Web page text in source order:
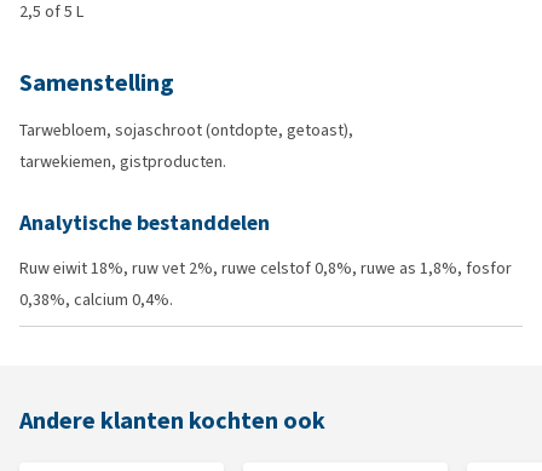
2,5 of 5 L
Samenstelling
Tarwebloem, sojaschroot (ontdopte, getoast),
tarwekiemen, gistproducten.
Analytische bestanddelen
Ruw eiwit 18%, ruw vet 2%, ruwe celstof 0,8%, ruwe as 1,8%, fosfor
0,38%, calcium 0,4%.
Andere klanten kochten ook